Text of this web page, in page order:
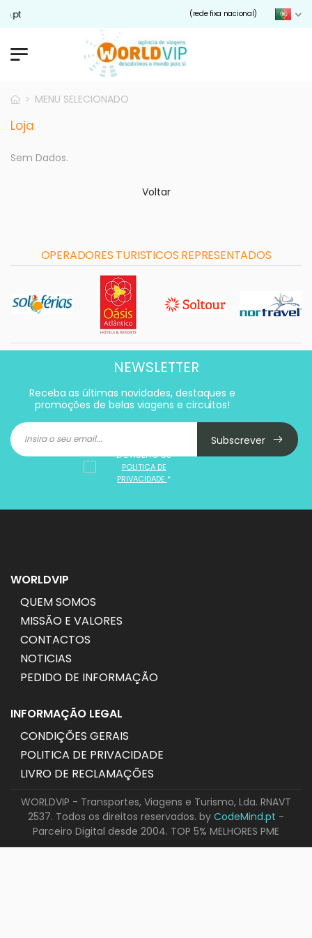
(rede fixa nacional)
MENU SELECIONADO
Loja
Sem Dados.
Voltar
OPERADORES TURISTICOS REPRESENTADOS
NEWSLETTER
Receba as últimas novidades, destaques e
promoções de belas viagens e circuitos!
Subscrever
LI E ACEITO OS
POLITICA DE
PRIVACIDADE *
WORLDVIP
QUEM SOMOS
MISSÃO E VALORES
CONTACTOS
NOTICIAS
PEDIDO DE INFORMAÇÃO
INFORMAÇÃO LEGAL
CONDIÇÕES GERAIS
POLITICA DE PRIVACIDADE
LIVRO DE RECLAMAÇÕES
WORLDVIP - Transportes, Viagens e Turismo, Lda. RNAVT
2537. Todos os direitos reservados. by CodeMind.pt -
Parceiro Digital desde 2004. TOP 5% MELHORES PME